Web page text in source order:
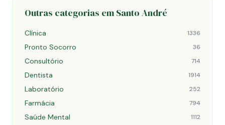
Outras categorias em Santo André
Clínica 1336
Pronto Socorro 36
Consultório 714
Dentista 1914
Laboratório 252
Farmácia 794
Saúde Mental 1112